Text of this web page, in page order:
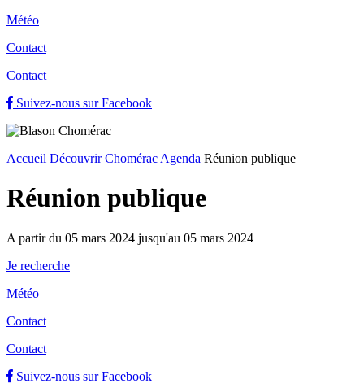
Météo
Contact
Contact
Suivez-nous sur Facebook
Accueil Découvrir Chomérac Agenda Réunion publique
Réunion publique
A partir du 05 mars 2024 jusqu'au 05 mars 2024
Je recherche
Météo
Contact
Contact
Suivez-nous sur Facebook